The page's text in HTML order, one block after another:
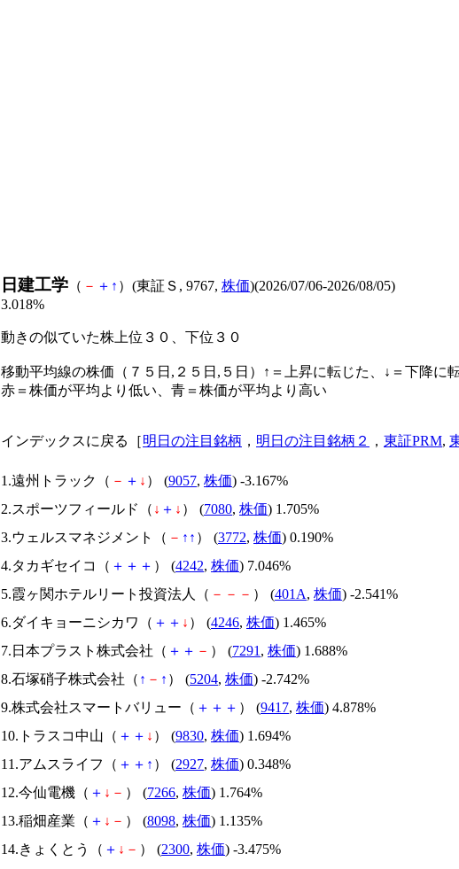
日建工学 （ － ＋ ↑ ）(東証Ｓ, 9767, 株価)(2026/07/06-2026/08/05)
3.018%
動きの似ていた株上位３０、下位３０
移動平均線の株価（７５日,２５日,５日）↑＝上昇に転じた、↓＝下降に
赤＝株価が平均より低い、青＝株価が平均より高い
インデックスに戻る［明日の注目銘柄 ， 明日の注目銘柄２ ， 東証PRM,
1.遠州トラック（ － ＋ ↓ ） (9057, 株価) -3.167%
2.スポーツフィールド（ ↓ ＋ ↓ ） (7080, 株価) 1.705%
3.ウェルスマネジメント（ － ↑ ↑ ） (3772, 株価) 0.190%
4.タカギセイコ（ ＋ ＋ ＋ ） (4242, 株価) 7.046%
5.霞ヶ関ホテルリート投資法人（ － － － ） (401A, 株価) -2.541%
6.ダイキョーニシカワ（ ＋ ＋ ↓ ） (4246, 株価) 1.465%
7.日本プラスト株式会社（ ＋ ＋ － ） (7291 , 株価) 1.688%
8.石塚硝子株式会社（ ↑ － ↑ ） (5204, 株価) -2.742%
9.株式会社スマートバリュー（ ＋ ＋ ＋ ） (9417, 株価) 4.878%
10.トラスコ中山（ ＋ ＋ ↓ ） (9830, 株価) 1.694%
11.アムスライフ（ ＋ ＋ ↑ ） (2927, 株価) 0.348%
12.今仙電機（ ＋ ↓ － ） (7266, 株価) 1.764%
13.稲畑産業（ ＋ ↓ － ） (8098, 株価) 1.135%
14.きょくとう（ ＋ ↓ － ） (2300, 株価) -3.475%